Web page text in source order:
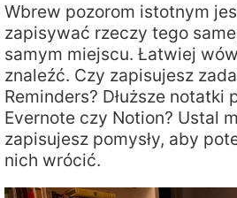
Wbrew pozorom istotnym
zapisywać rzeczy tego
samym miejscu. Łatwiej
znaleźć. Czy zapisujesz
Reminders? Dłuższe notatki
Evernote czy Notion? Ustal
zapisujesz pomysły, aby
nich wrócić.